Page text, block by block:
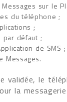
sur le
du téléphone ;
;
par défaut ;
de SMS ;
Messages.
validée, le
la